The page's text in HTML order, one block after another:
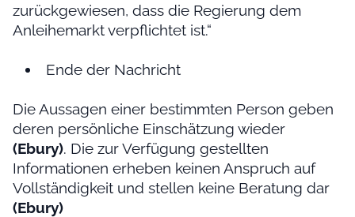
zurückgewiesen, dass die Regierung dem
Anleihemarkt verpflichtet ist.“
Ende der Nachricht
Die Aussagen einer bestimmten Person geben
deren persönliche Einschätzung wieder
(Ebury). Die zur Verfügung gestellten
Informationen erheben keinen Anspruch auf
Vollständigkeit und stellen keine Beratung dar
(Ebury)